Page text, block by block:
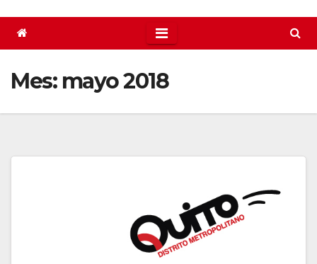
Mes: mayo 2018